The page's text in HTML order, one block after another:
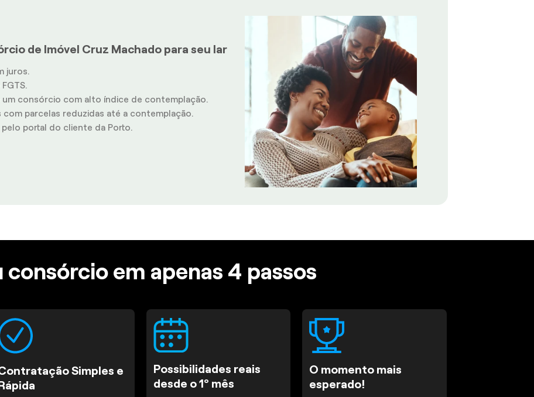
de Imóvel Cruz Machado para seu lar
juros.
consórcio com alto índice de contemplação.
parcelas reduzidas até a contemplação.
portal do cliente da Porto.
consórcio em apenas 4 passos
Simples e
Possibilidades reais
desde o 1º mês
O momento mais
esperado!